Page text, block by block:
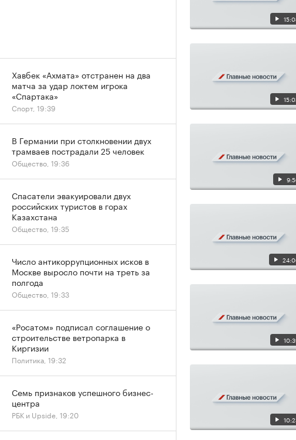
Хавбек «Ахмата» отстранен на два
матча за удар локтем игрока
«Спартака»
Спорт, 19:39
В Германии при столкновении двух
трамваев пострадали 25 человек
Общество, 19:36
Спасатели эвакуировали двух
российских туристов в горах
Казахстана
Общество, 19:35
Число антикоррупционных исков в
Москве выросло почти на треть за
полгода
Общество, 19:33
«Росатом» подписал соглашение о
строительстве ветропарка в
Киргизии
Политика, 19:32
Семь признаков успешного бизнес-
центра
РБК и Upside, 19:20